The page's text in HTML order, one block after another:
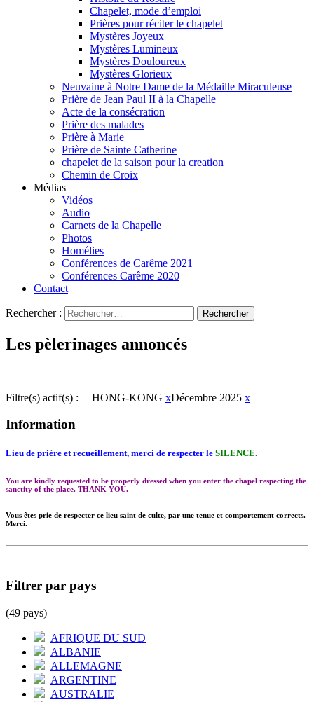
Chapelet, mode d’emploi
Prières pour réciter le chapelet
Mystères Joyeux
Mystères Lumineux
Mystères Douloureux
Mystères Glorieux
Neuvaine à Notre Dame de la Médaille Miraculeuse
Prière de Jean Paul II à la Chapelle
Acte de la consécration
Prière des malades
Prière à Marie
Prière de Sainte Catherine
chapelet de la saison pour la creation
Chemin de Croix
Médias
Vidéos
Audio
Carnets de la Chapelle
Photos
Homélies
Conférences de Carême 2021
Conférences Carême 2020
Contact
Rechercher :
Les pèlerinages annoncés
Filtre(s) actif(s) : HONG-KONG xDécembre 2025 x
Information
Lieu de prière et recueillement, merci de respecter le SILENCE.
You are kindly requested to be properly dressed when you enter the chapel respecting the
sanctity of the place. THANK YOU.
Vous êtes prie de respecter ce lieu saint de culte, par une tenue et comportement corrects.
Merci.
Filtrer par pays
(49 pays)
AFRIQUE DU SUD
ALBANIE
ALLEMAGNE
ARGENTINE
AUSTRALIE